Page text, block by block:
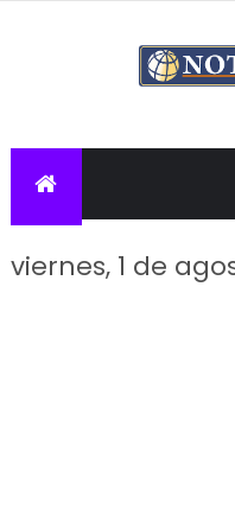
viernes, 1 de